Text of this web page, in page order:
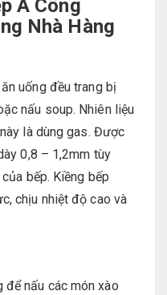
Á Công
N hà Hàng
uống đều trang bị
nấu soup. Nhiên liệu
là dùng gas. Được
0,8 – 1,2mm tùy
bếp. Kiềng bếp
chịu nhiệt độ cao và
để nấu các món xào